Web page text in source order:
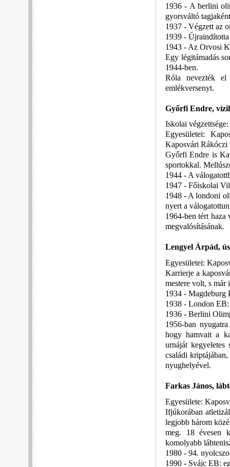
1936 - A berlini
gyorsváltó
1937 - Végzett az
1939 - Újraindította
1943 - Az Orvosi
Egy légitámadás
1944-ben.
Róla nevezték el
emlékversenyt.
Győrfi Endre,
Iskolai
Egyesületei:
Kaposvári Rákóczi
Győrfi Endre is
sportokkal.
1944 - A
1947 - Főiskolai
1948 - A londoni
nyert a
1964-ben tért
megvalósításának.
Lengyel Árpád,
Egyesületei:
Karrierje a
mestere volt, s
1934 - Magdeburg
1938 - London EB:
1936 - Berlini
1956-ban
hogy hamvait a
urnáját kegyeletes
családi
nyughelyével.
Farkas János,
Egyesülete:
Ifjúkorában
legjobb három
meg. 18 évesen
komolyabb
1980 - 94.
1990 - Svájc EB: